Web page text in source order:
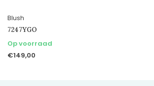
Blush
7247YGO
Op voorraad
€149,00